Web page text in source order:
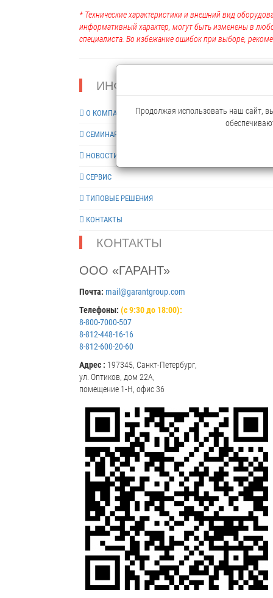
* Технические характеристики и внешний вид
информативный характер, могут быть изменены в
специалиста. Во избежание ошибок при выборе,
ИНФОРМАЦИЯ
О КОМПАНИИ
СЕМИНАРЫ
НОВОСТИ
СЕРВИС
ТИПОВЫЕ РЕШЕНИЯ
КОНТАКТЫ
КОНТАКТЫ
ООО «ГАРАНТ»
Почта: mail@garantgroup.com
Телефоны: (с 9:30 до 18:00):
8-800-7000-507
8-812-448-16-16
8-812-600-20-60
Адрес : 197345, Санкт-Петербург,
ул. Оптиков, дом 22А,
помещение 1-Н, офис 36
Продолжая использовать наш сайт,